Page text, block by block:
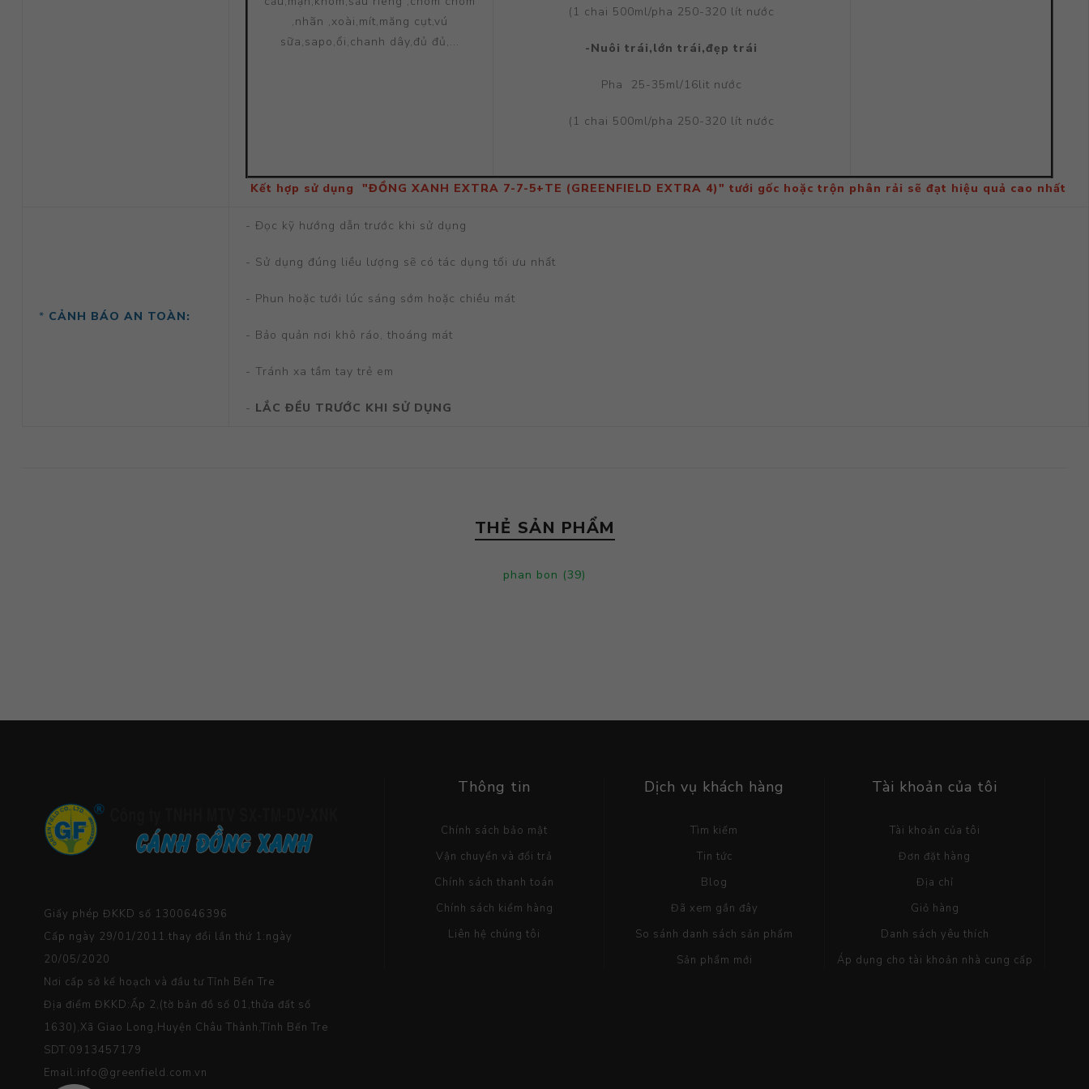
,nhãn ,xoài,mít,măng cụt,vú
sữa,sapo,ổi,chanh dây,đủ đủ,...
(1 chai 500ml/pha 250-320 lít nước
-Nuôi trái,lớn trái,đẹp trái
Pha 25-35ml/16lit nước
(1 chai 500ml/pha 250-320 lít nước
Kết hợp sử dụng "ĐỒNG XANH EXTRA 7-7-5+TE (GREENFIELD EXTRA 4)" tưới gốc hoặc trộn phân rải sẽ đạt hiệu quả cao nhất
* CẢNH BÁO AN TOÀN:
- Đọc kỹ hướng dẫn trước khi sử dụng
- Sử dụng đúng liều lượng sẽ có tác dụng tối ưu nhất
- Phun hoặc tưới lúc sáng sớm hoặc chiều mát
- Bảo quản nơi khô ráo, thoáng mát
- Tránh xa tầm tay trẻ em
- LẮC ĐỀU TRƯỚC KHI SỬ DỤNG
THẺ SẢN PHẨM
phan bon (39)
Giấy phép ĐKKD số 1300646396
Cấp ngày 29/01/2011.thay đổi lần thứ 1:ngày
20/05/2020
Nơi cấp sở kế hoạch và đầu tư Tỉnh Bến Tre
Địa điểm ĐKKD:Ấp 2,(tờ bản đồ số 01,thửa đất số
1630),Xã Giao Long,Huyện Châu Thành,Tỉnh Bến Tre
SDT:0913457179
Email:info@greenfield.com.vn
Thông tin
Chính sách bảo mật
Vận chuyển và đổi trả
Chính sách thanh toán
Chính sách kiểm hàng
Liên hệ chúng tôi
Dịch vụ khách hàng
Tìm kiếm
Tin tức
Blog
Đã xem gần đây
So sánh danh sách sản phẩm
Sản phẩm mới
Tài khoản của tôi
Tài khoản của tôi
Đơn đặt hàng
Địa chỉ
Giỏ hàng
Danh sách yêu thích
Áp dụng cho tài khoản nhà cung cấp